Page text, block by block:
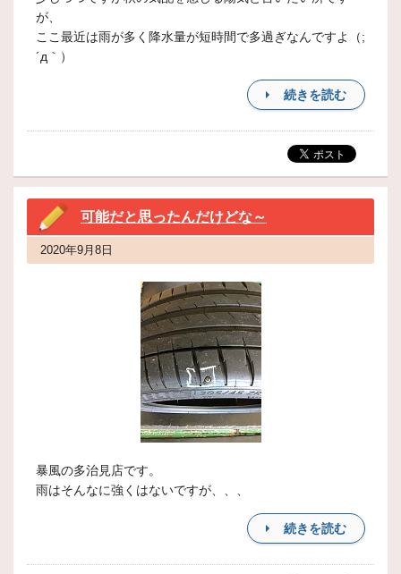
が、
ここ最近は雨が多く降水量が短時間で多過ぎなんですよ（;
´д｀）
続きを読む
可能だと思ったんだけどな～
2020年9月8日
暴風の多治見店です。
雨はそんなに強くはないですが、、、
続きを読む